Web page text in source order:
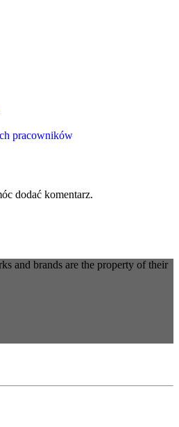
pracowników
dodać komentarz.
and brands are the property of their